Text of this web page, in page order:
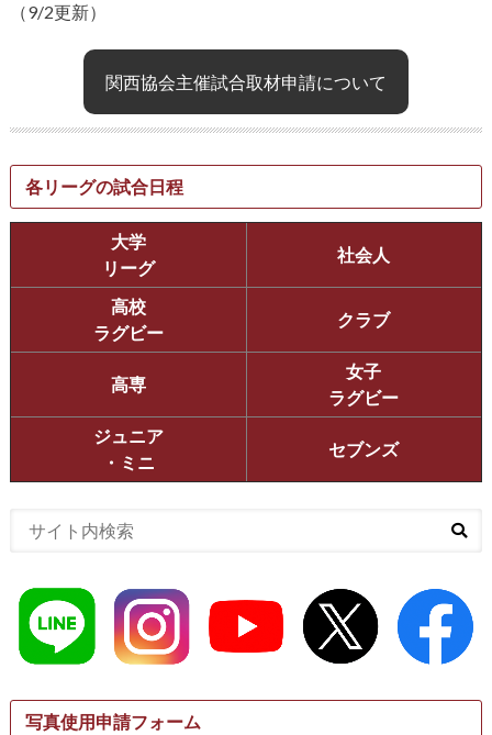
（9/2更新）
関西協会主催試合取材申請について
各リーグの試合日程
大学
リーグ
社会人
高校
ラグビー
クラブ
高専
女子
ラグビー
ジュニア
・ミニ
セブンズ
写真使用申請フォーム